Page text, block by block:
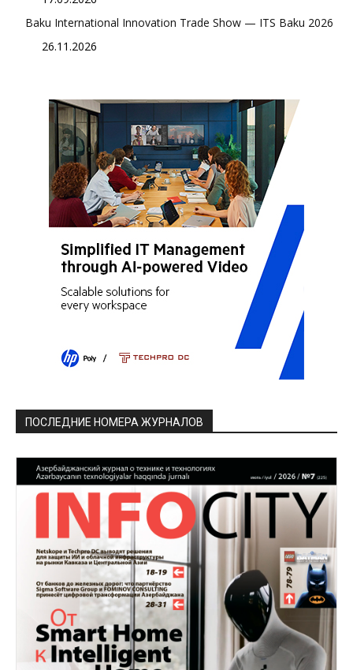
Baku International Innovation Trade Show — ITS Baku 2026
26.11.2026
ПОСЛЕДНИЕ НОМЕРА ЖУРНАЛОВ